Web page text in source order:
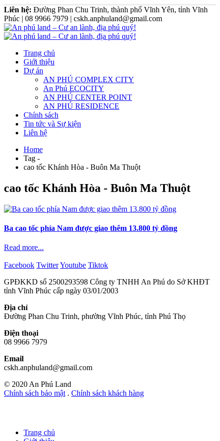
Liên hệ: Đường Phan Chu Trinh, thành phố Vĩnh Yên, tỉnh Vĩnh
Phúc | 08 9966 7979 | cskh.anphuland@gmail.com
Trang chủ
Giới thiệu
Dự án
AN PHÚ COMPLEX CITY
An Phú ECOCITY
AN PHÚ CENTER POINT
AN PHÚ RESIDENCE
Chính sách
Tin tức và Sự kiện
Liên hệ
Home
Tag -
cao tốc Khánh Hòa - Buôn Ma Thuột
cao tốc Khánh Hòa - Buôn Ma Thuột
Ba cao tốc phía Nam được giao thêm 13.800 tỷ đồng
Read more...
Facebook TwitterYoutube Tiktok
GPĐKKD số 2500293598 Công ty TNHH An Phú do Sở KHĐT
tỉnh Vĩnh Phúc cấp ngày 03/01/2003
Địa chỉ
Đường Phan Chu Trinh, phường Vĩnh Phúc, tỉnh Phú Thọ
Điện thoại
08 9966 7979
Email
cskh.anphuland@gmail.com
© 2020 An Phú Land
Chính sách bảo mật . Chính sách khách hàng
Trang chủ